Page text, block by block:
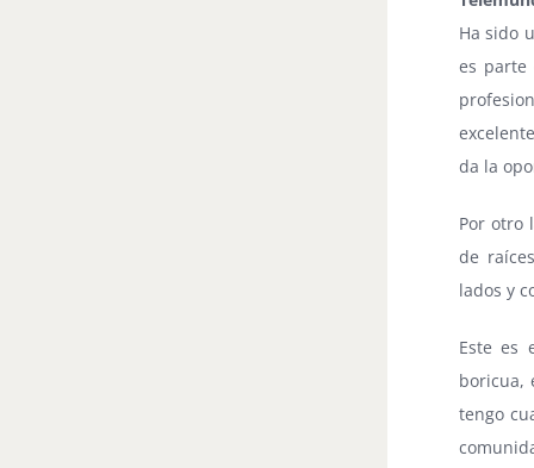
Ha sido
es parte
da la
Por otro
de
lados y
Este es
boricua,
tengo